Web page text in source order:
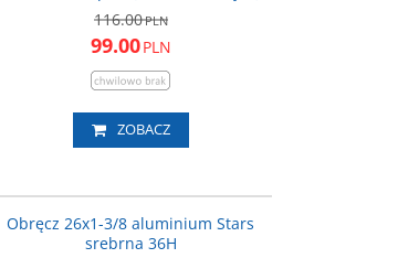
116.00PLN
99.00PLN
ZOBACZ
Obręcz 26x1-3/8 aluminium Stars
srebrna 36H